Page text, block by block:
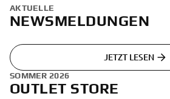
AKTUELLE
NEWSMELDUNGEN
JETZT LESEN
SOMMER 2026
OUTLET STORE